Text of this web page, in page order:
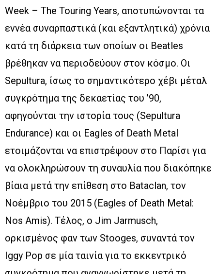
Week – The Touring Years, αποτυπώνονται τα
εννέα συναρπαστικά (και εξαντλητικά) χρόνια
κατά τη διάρκεια των οποίων οι Beatles
βρέθηκαν να περιοδεύουν στον κόσμο. Οι
Sepultura, ίσως το σημαντικότερο χέβι μέταλ
συγκρότημα της δεκαετίας του ’90,
αφηγούνται την ιστορία τους (Sepultura
Endurance) και οι Eagles of Death Metal
ετοιμάζονται να επιστρέψουν στο Παρίσι για
να ολοκληρώσουν τη συναυλία που διακόπηκε
βίαια μετά την επίθεση στο Bataclan, τον
Νοέμβριο του 2015 (Eagles of Death Metal:
Nos Amis). Τέλος, ο Jim Jarmusch,
ορκισμένος φαν των Stooges, συναντά τον
Iggy Pop σε μία ταινία για το εκκεντρικό